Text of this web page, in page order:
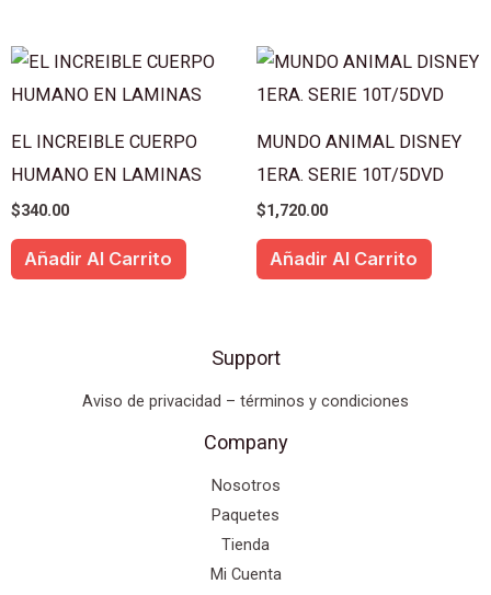
EL INCREIBLE CUERPO
HUMANO EN LAMINAS
$340.00
Añadir Al Carrito
MUNDO ANIMAL DISNEY
1ERA. SERIE 10T/5DVD
$1,720.00
Añadir Al Carrito
Support
Aviso de privacidad – términos y condiciones
Company
Nosotros
Paquetes
Tienda
Mi Cuenta